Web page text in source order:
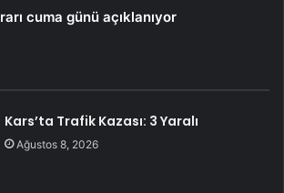
cuma günü açıklanıyor
Kars’ta Trafik Kazası: 3 Yaralı
Ağustos 8, 2026